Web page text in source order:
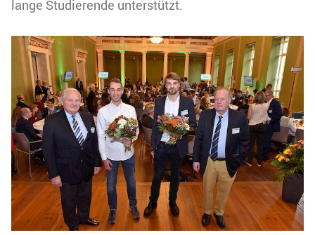
lange Studierende unterstützt.